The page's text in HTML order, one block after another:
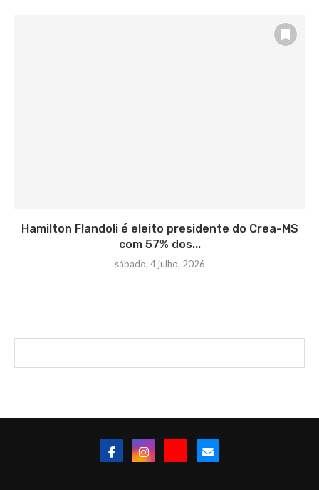
Hamilton Flandoli é eleito presidente do Crea-MS
com 57% dos...
sábado, 4 julho, 2026